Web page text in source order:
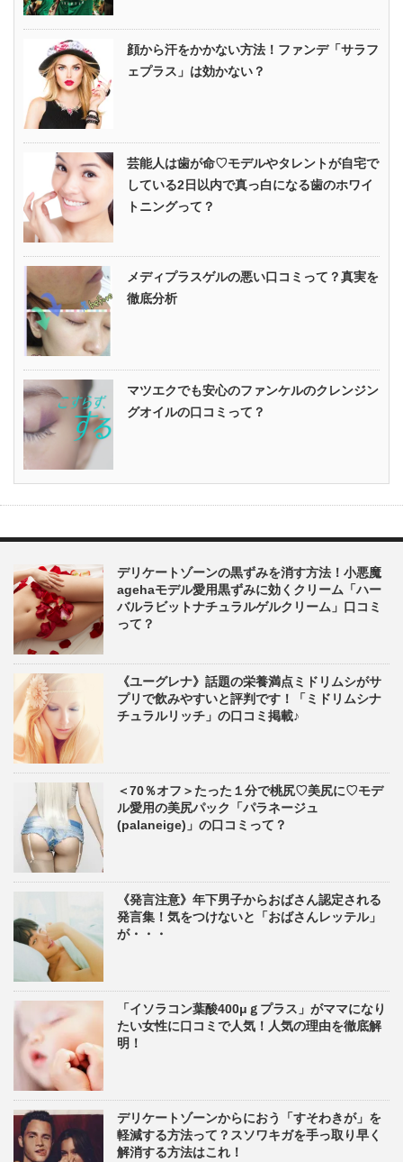
顔から汗をかかない方法！ファンデ「サラフ
ェプラス」は効かない？
芸能人は歯が命♡モデルやタレントが自宅で
している2日以内で真っ白になる歯のホワイ
トニングって？
メディプラスゲルの悪い口コミって？真実を
徹底分析
マツエクでも安心のファンケルのクレンジン
グオイルの口コミって？
デリケートゾーンの黒ずみを消す方法！小悪魔
agehaモデル愛用黒ずみに効くクリーム「ハー
バルラビットナチュラルゲルクリーム」口コミ
って？
《ユーグレナ》話題の栄養満点ミドリムシがサ
プリで飲みやすいと評判です！「ミドリムシナ
チュラルリッチ」の口コミ掲載♪
＜70％オフ＞たった１分で桃尻♡美尻に♡モデ
ル愛用の美尻パック「パラネージュ
(palaneige)」の口コミって？
《発言注意》年下男子からおばさん認定される
発言集！気をつけないと「おばさんレッテル」
が・・・
「イソラコン葉酸400μｇプラス」がママになり
たい女性に口コミで人気！人気の理由を徹底解
明！
デリケートゾーンからにおう「すそわきが」を
軽減する方法って？スソワキガを手っ取り早く
解消する方法はこれ！